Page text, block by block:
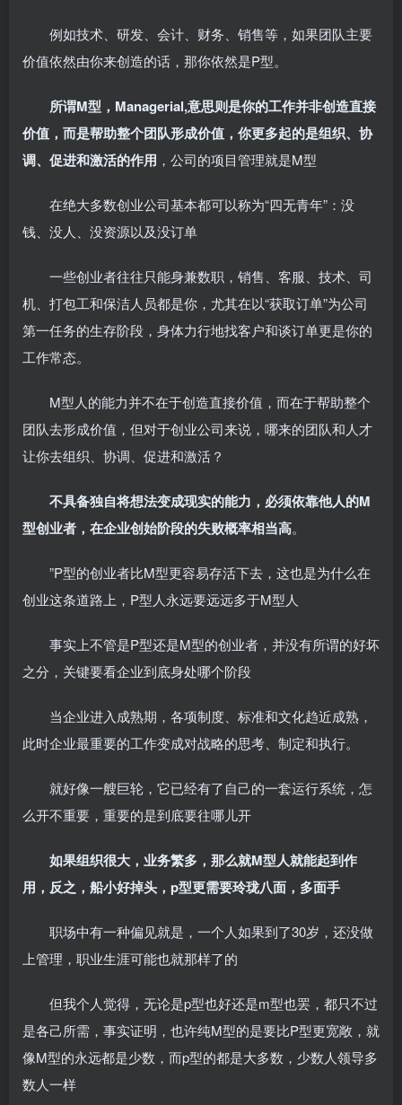
例如技术、研发、会计、财务、销售等，如果团队主要
价值依然由你来创造的话，那你依然是P型。
所谓M型，Managerial,意思则是你的工作并非创造直接
价值，而是帮助整个团队形成价值，你更多起的是组织、协
调、促进和激活的作用 ，公司的项目管理就是M型
在绝大多数创业公司基本都可以称为“四无青年”：没
钱、没人、没资源以及没订单
一些创业者往往只能身兼数职，销售、客服、技术、司
机、打包工和保洁人员都是你，尤其在以“获取订单”为公司
第一任务的生存阶段，身体力行地找客户和谈订单更是你的
工作常态。
M型人的能力并不在于创造直接价值，而在于帮助整个
团队去形成价值，但对于创业公司来说，哪来的团队和人才
让你去组织、协调、促进和激活？
不具备独自将想法变成现实的能力，必须依靠他人的M
型创业者，在企业创始阶段的失败概率相当高。
”P型的创业者比M型更容易存活下去，这也是为什么在
创业这条道路上，P型人永远要远远多于M型人
事实上不管是P型还是M型的创业者，并没有所谓的好坏
之分，关键要看企业到底身处哪个阶段
当企业进入成熟期，各项制度、标准和文化趋近成熟，
此时企业最重要的工作变成对战略的思考、制定和执行。
就好像一艘巨轮，它已经有了自己的一套运行系统，怎
么开不重要，重要的是到底要往哪儿开
如果组织很大，业务繁多，那么就M型人就能起到作
用，反之，船小好掉头，p型更需要玲珑八面，多面手
职场中有一种偏见就是，一个人如果到了30岁，还没做
上管理，职业生涯可能也就那样了的
但我个人觉得，无论是p型也好还是m型也罢，都只不过
是各己所需，事实证明，也许纯M型的是要比P型更宽敞，就
像M型的永远都是少数，而p型的都是大多数，少数人领导多
数人一样